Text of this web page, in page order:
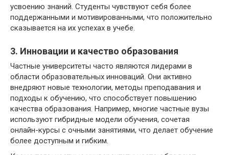
усвоению знаний. Студенты чувствуют себя более
поддержанными и мотивированными, что положительно
сказывается на их успехах в учебе.
3. Инновации и качество образования
Частные университеты часто являются лидерами в
области образовательных инноваций. Они активно
внедряют новые технологии, методы преподавания и
подходы к обучению, что способствует повышению
качества образования. Например, многие частные вузы
используют гибридные модели обучения, сочетая
онлайн-курсы с очными занятиями, что делает обучение
более доступным и гибким.